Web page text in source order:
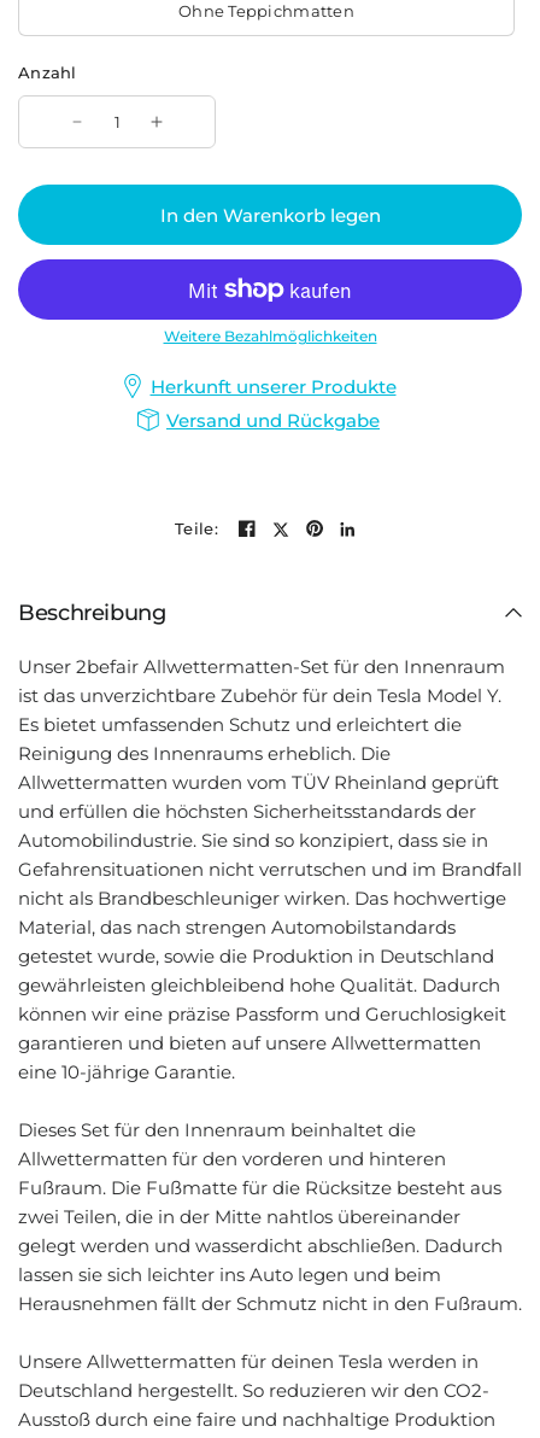
Ohne Teppichmatten
Anzahl
In den Warenkorb legen
Weitere Bezahlmöglichkeiten
Herkunft unserer Produkte
Versand und Rückgabe
Teile:
Beschreibung
Unser 2befair Allwettermatten-Set für den Innenraum
ist das unverzichtbare Zubehör für dein Tesla Model Y.
Es bietet umfassenden Schutz und erleichtert die
Reinigung des Innenraums erheblich. Die
Allwettermatten wurden vom TÜV Rheinland geprüft
und erfüllen die höchsten Sicherheitsstandards der
Automobilindustrie. Sie sind so konzipiert, dass sie in
Gefahrensituationen nicht verrutschen und im Brandfall
nicht als Brandbeschleuniger wirken. Das hochwertige
Material, das nach strengen Automobilstandards
getestet wurde, sowie die Produktion in Deutschland
gewährleisten gleichbleibend hohe Qualität. Dadurch
können wir eine präzise Passform und Geruchlosigkeit
garantieren und bieten auf unsere Allwettermatten
eine 10-jährige Garantie.
Dieses Set für den Innenraum beinhaltet die
Allwettermatten für den vorderen und hinteren
Fußraum. Die Fußmatte für die Rücksitze besteht aus
zwei Teilen, die in der Mitte nahtlos übereinander
gelegt werden und wasserdicht abschließen. Dadurch
lassen sie sich leichter ins Auto legen und beim
Herausnehmen fällt der Schmutz nicht in den Fußraum.
Unsere Allwettermatten für deinen Tesla werden in
Deutschland hergestellt. So reduzieren wir den CO2-
Ausstoß durch eine faire und nachhaltige Produktion